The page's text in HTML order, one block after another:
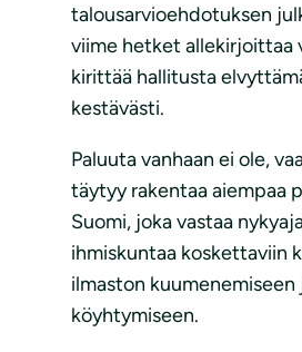
talousarvioehdotuksen
viime hetket allekirjoittaa
kirittää hallitusta
kestävästi.
Paluuta vanhaan ei ole,
täytyy rakentaa aiempaa
Suomi, joka vastaa
ihmiskuntaa koskettaviin
ilmaston kuumenemiseen
köyhtymiseen.